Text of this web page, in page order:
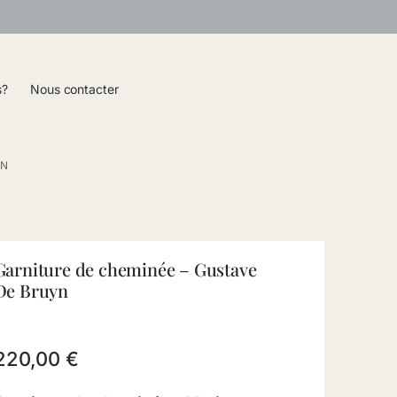
Nous contacter
de cheminée – Gustave
Bruyn
€